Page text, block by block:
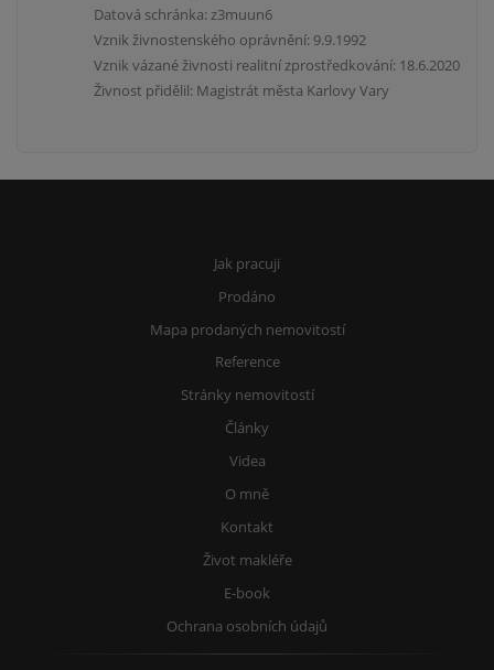
Datová schránka: z3muun6
Vznik živnostenského oprávnění: 9.9.1992
Vznik vázané živnosti realitní zprostředkování: 18.6.2020
Živnost přidělil: Magistrát města Karlovy Vary
Jak pracuji
Prodáno
Mapa prodaných nemovitostí
Reference
Stránky nemovitostí
Články
Videa
O mně
Kontakt
Život makléře
E-book
Ochrana osobních údajů